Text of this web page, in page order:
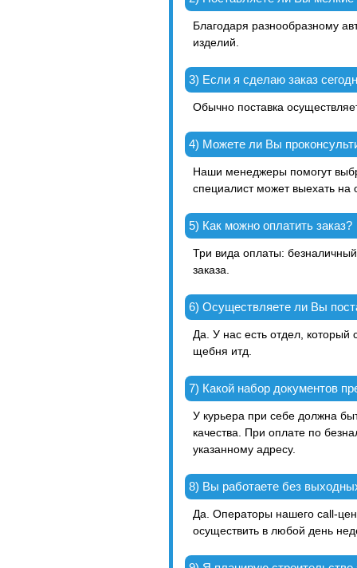
Благодаря разнообразному
изделий.
3) Если я сделаю заказ
Обычно поставка
4) Можете ли Вы
Наши менеджеры помогут
специалист может выехать на
5) Как можно оплатить заказ?
Три вида оплаты:
заказа.
6) Осуществляете ли Вы
Да. У нас есть отдел, который
щебня итд.
7) Какой набор документов
У курьера при себе должна
качества. При оплате по
указанному адресу.
8) Вы работаете без
Да. Операторы нашего call-
осуществить в любой день